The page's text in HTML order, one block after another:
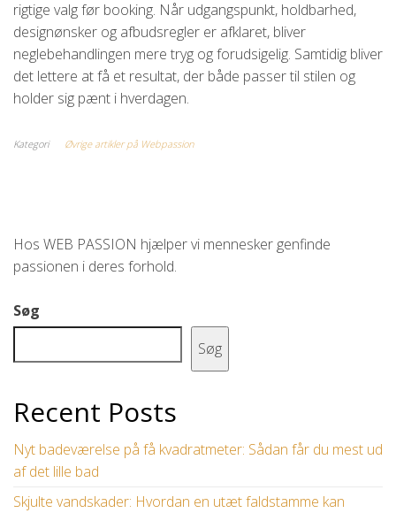
rigtige valg før booking. Når udgangspunkt, holdbarhed,
designønsker og afbudsregler er afklaret, bliver
neglebehandlingen mere tryg og forudsigelig. Samtidig bliver
det lettere at få et resultat, der både passer til stilen og
holder sig pænt i hverdagen.
Kategori Øvrige artikler på Webpassion
Hos WEB PASSION hjælper vi mennesker genfinde
passionen i deres forhold.
Søg
Søg
Recent Posts
Nyt badeværelse på få kvadratmeter: Sådan får du mest ud
af det lille bad
Skjulte vandskader: Hvordan en utæt faldstamme kan